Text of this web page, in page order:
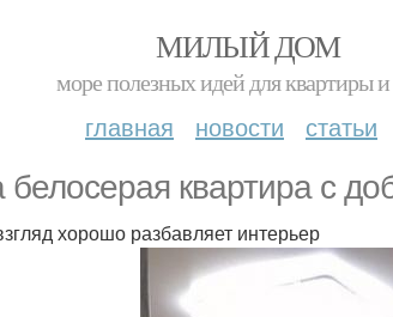
МИЛЫЙ ДОМ
море полезных идей для квартиры
главная новости статьи
квартира с
хорошо разбавляет интерьер